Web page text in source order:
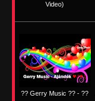
Video)
?? Gerry Music ?? - ??